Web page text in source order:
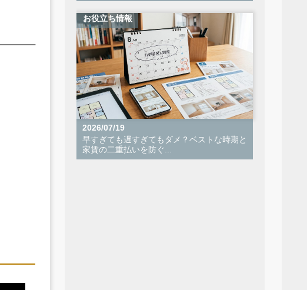
お役立ち情報
2026/07/19
早すぎても遅すぎてもダメ？ベストな時期と
家賃の二重払いを防ぐ...